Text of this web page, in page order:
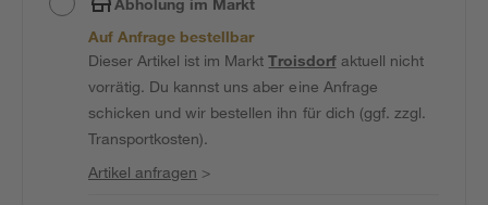
Auf Anfrage bestellbar
Dieser Artikel ist im MarktTroisdorfaktuell nicht
vorrätig. Du kannst uns aber eine Anfrage
schicken und wir bestellen ihn für dich (ggf. zzgl.
Transportkosten).
Artikel anfragen >